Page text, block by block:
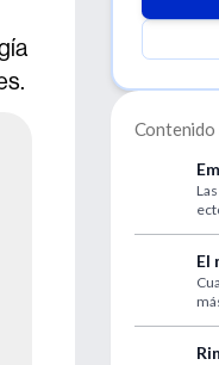
Contenido
El